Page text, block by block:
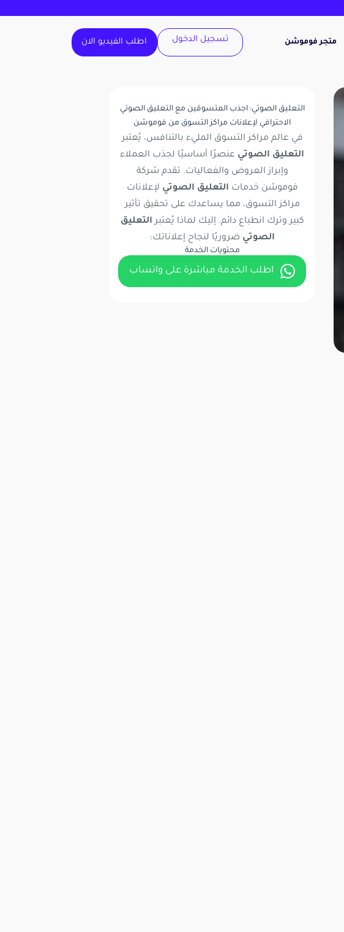
متجر فوموشن تسجيل الدخول اطلب الفيديو الان
التعليق الصوتي: اجذب المتسوقين مع التعليق الصوتي
الاحترافي لإعلانات مراكز التسوق من فوموشن
في عالم مراكز التسوق المليء بالتنافس، يُعتبر
التعليق الصوتي عنصرًا أساسيًا لجذب العملاء
وإبراز العروض والفعاليات. تقدم شركة
فوموشن خدمات التعليق الصوتي لإعلانات
مراكز التسوق، مما يساعدك على تحقيق تأثير
كبير وترك انطباع دائم. إليك لماذا يُعتبر التعليق
الصوتي ضروريًا لنجاح إعلاناتك:
محتويات الخدمة
اطلب الخدمة مباشرة على واتساب